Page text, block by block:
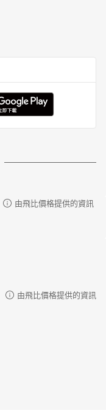
由飛比價格提供的資訊
由飛比價格提供的資訊